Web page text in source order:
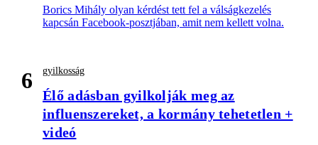
Borics Mihály olyan kérdést tett fel a válságkezelés
kapcsán Facebook-posztjában, amit nem kellett volna.
6 gyilkosság
Élő adásban gyilkolják meg az
influenszereket, a kormány tehetetlen +
videó